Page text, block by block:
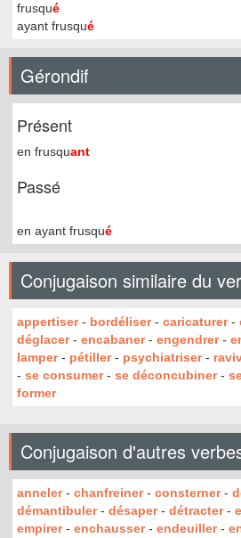
frusqué
ayant frusqué
Gérondif
Présent
en frusquant
Passé
en ayant frusqué
Conjugaison similaire du
appertiser- bordéliser- caricaturer-
déglacer- encabaner- engendrer-
lamper- pétiller- psychiatriser-
- se consumer- se déconcubiner-
former
Conjugaison d'autres
anneler- chanfreiner- consterner-
démantibuler- désaper- détracter-
empirer- enchausser- endeuiller-